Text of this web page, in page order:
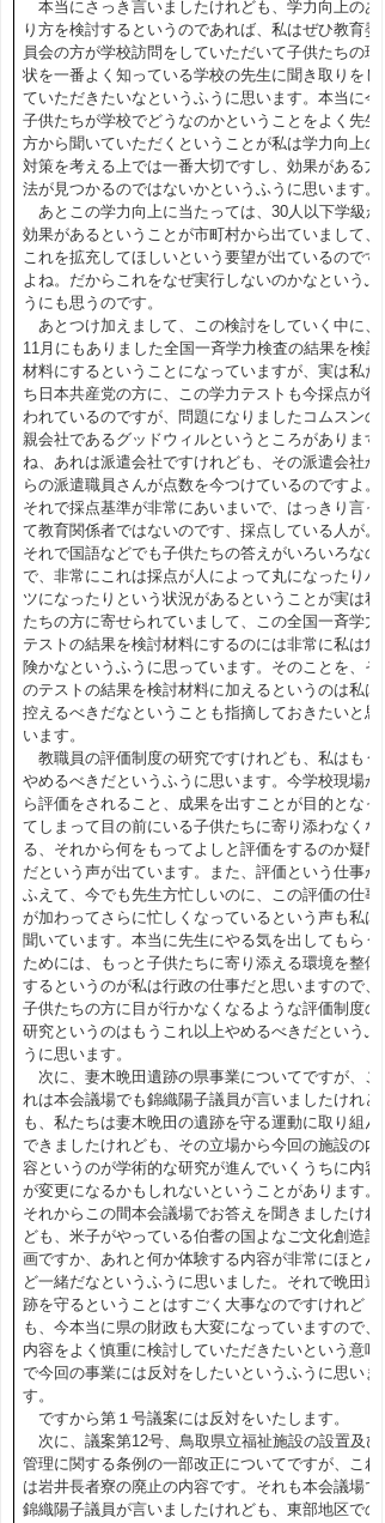
本当にさっき言いましたけれども、学力向上のあ
り方を検討するというのであれば、私はぜひ教育委
員会の方が学校訪問をしていただいて子供たちの現
状を一番よく知っている学校の先生に聞き取りをし
ていただきたいなというふうに思います。本当に今
子供たちが学校でどうなのかということをよく先生
方から聞いていただくということが私は学力向上の
対策を考える上では一番大切ですし、効果がある方
法が見つかるのではないかというふうに思います。
あとこの学力向上に当たっては、30人以下学級が
効果があるということが市町村から出ていまして、
これを拡充してほしいという要望が出ているのです
よね。だからこれをなぜ実行しないのかなというふ
うにも思うのです。
あとつけ加えまして、この検討をしていく中に、
11月にもありました全国一斉学力検査の結果を検討
材料にするということになっていますが、実は私た
ち日本共産党の方に、この学力テストも今採点が行
われているのですが、問題になりましたコムスンの
親会社であるグッドウィルというところがあります
ね、あれは派遣会社ですけれども、その派遣会社か
らの派遣職員さんが点数を今つけているのですよ。
それで採点基準が非常にあいまいで、はっきり言っ
て教育関係者ではないのです、採点している人が。
それで国語などでも子供たちの答えがいろいろなの
で、非常にこれは採点が人によって丸になったりバ
ツになったりという状況があるということが実は私
たちの方に寄せられていまして、この全国一斉学力
テストの結果を検討材料にするのには非常に私は危
険かなというふうに思っています。そのことを、そ
のテストの結果を検討材料に加えるというのは私は
控えるべきだなということも指摘しておきたいと思
います。
教職員の評価制度の研究ですけれども、私はもう
やめるべきだというふうに思います。今学校現場か
ら評価をされること、成果を出すことが目的となっ
てしまって目の前にいる子供たちに寄り添わなくな
る、それから何をもってよしと評価をするのか疑問
だという声が出ています。また、評価という仕事が
ふえて、今でも先生方忙しいのに、この評価の仕事
が加わってさらに忙しくなっているという声も私は
聞いています。本当に先生にやる気を出してもらう
ためには、もっと子供たちに寄り添える環境を整備
するというのが私は行政の仕事だと思いますので、
子供たちの方に目が行かなくなるような評価制度の
研究というのはもうこれ以上やめるべきだというふ
うに思います。
次に、妻木晩田遺跡の県事業についてですが、こ
れは本会議場でも錦織陽子議員が言いましたけれど
も、私たちは妻木晩田の遺跡を守る運動に取り組ん
できましたけれども、その立場から今回の施設の内
容というのが学術的な研究が進んでいくうちに内容
が変更になるかもしれないということがあります。
それからこの間本会議場でお答えを聞きましたけれ
ども、米子がやっている伯耆の国よなご文化創造計
画ですか、あれと何か体験する内容が非常にほとん
ど一緒だなというふうに思いました。それで晩田遺
跡を守るということはすごく大事なのですけれど
も、今本当に県の財政も大変になっていますので、
内容をよく慎重に検討していただきたいという意味
で今回の事業には反対をしたいというふうに思いま
す。
ですから第１号議案には反対をいたします。
次に、議案第12号、鳥取県立福祉施設の設置及び
管理に関する条例の一部改正についてですが、これ
は岩井長者寮の廃止の内容です。それも本会議場で
錦織陽子議員が言いましたけれども、東部地区での